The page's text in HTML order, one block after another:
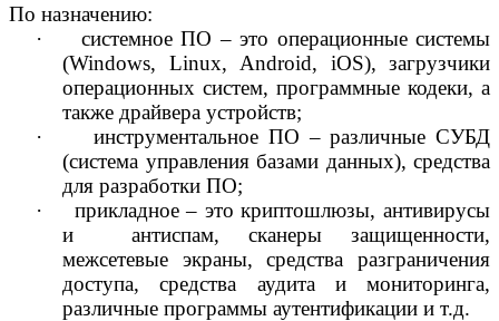
По назначению:
·
системное ПО – это операционные системы
(Windows, Linux, Android, iOS), загрузчики
операционных систем, программные кодеки, а
также драйвера устройств;
·
инструментальное ПО – различные СУБД
(система управления базами данных), средства
для разработки ПО;
·
прикладное – это криптошлюзы, антивирусы
и антиспам, сканеры защищенности,
межсетевые экраны, средства разграничения
доступа, средства аудита и мониторинга,
различные программы аутентификации и т.д.